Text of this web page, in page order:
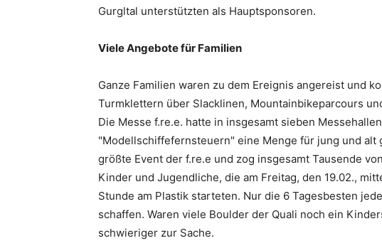
Gurgltal unterstützten als Hauptsponsoren.
Viele Angebote für Familien
Ganze Familien waren zu dem Ereignis angereist und
Turmklettern über Slacklinen, Mountainbikeparcours
Die Messe f.re.e. hatte in insgesamt sieben
"Modellschiffefernsteuern" eine Menge für jung und alt
größte Event der f.re.e und zog insgesamt Tausende
Kinder und Jugendliche, die am Freitag, den 19.02.,
Stunde am Plastik starteten. Nur die 6 Tagesbesten
schaffen. Waren viele Boulder der Quali noch ein
schwieriger zur Sache.